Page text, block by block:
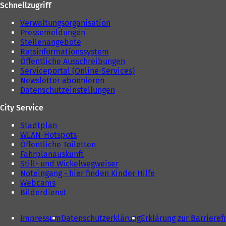
u
T
a
b
)
Schnellzugriff
Verwaltungsorganisation
Pressemeldungen
Stellenangebote
Ratsinformationssystem
Öffentliche Ausschreibungen
Serviceportal (Online-Services)
Newsletter abonnieren
Datenschutzeinstellungen
City Service
Stadtplan
WLAN-Hotspots
Öffentliche Toiletten
Fahrplanauskunft
Still- und Wickelwegweiser
Noteingang - hier finden Kinder Hilfe
Webcams
Bilderdienst
ImpressumDatenschutzerklärungErklärung zur